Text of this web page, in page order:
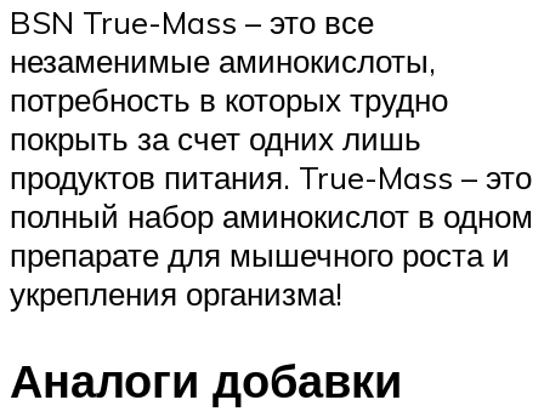
BSN True-Mass – это все
незаменимые аминокислоты,
потребность в которых трудно
покрыть за счет одних лишь
продуктов питания. True-Mass – это
полный набор аминокислот в одном
препарате для мышечного роста и
укрепления организма!
Аналоги добавки